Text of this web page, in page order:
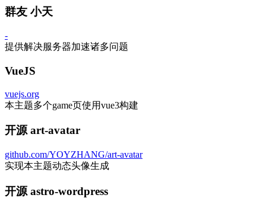
群友 小天
-
提供解决服务器加速诸多问题
VueJS
vuejs.org
本主题多个game页使用vue3构建
开源 art-avatar
github.com/YOYZHANG/art-avatar
实现本主题动态头像生成
开源 astro-wordpress